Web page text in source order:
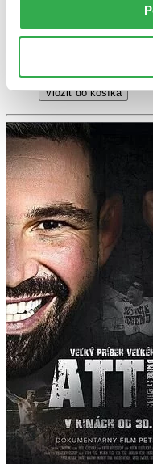
Tento produkt
posnažíme sa aj
Pridať do zoznamu
Vložiť do košíka